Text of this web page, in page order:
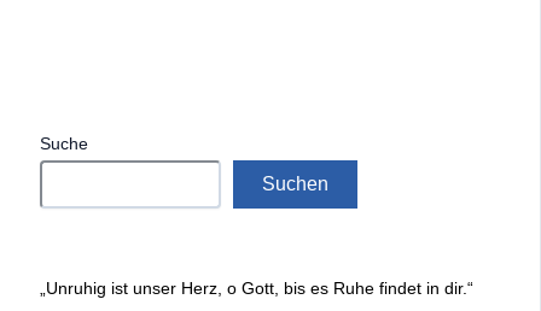
Suche
Suchen
„Unruhig ist unser Herz, o Gott, bis es Ruhe findet in dir.“